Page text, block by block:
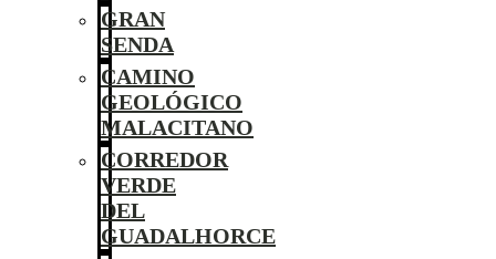
GRAN
SENDA
CAMINO
GEOLÓGICO
MALACITANO
CORREDOR
VERDE
DEL
GUADALHORCE